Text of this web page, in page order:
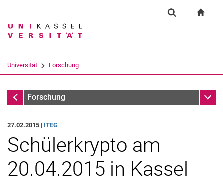
Springe direkt zu: Inhalt
Springe direkt zu: Suche
Springe direkt zu:
Suchbegriff
Suchen (öffnet externen Link in einem
Universität Forschung
Forschung
Forschung
27.02.2015 | ITEG
Schülerkrypto am
20.04.2015 in Kassel